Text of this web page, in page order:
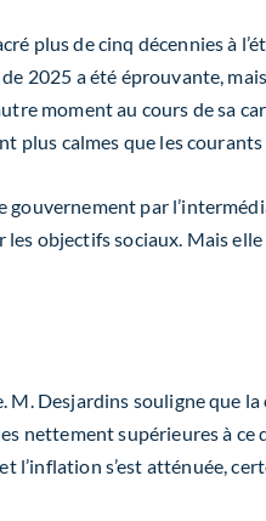
plus de cinq décennies à
2025 a été éprouvante,
moment au cours de sa
plus calmes que les
par
objectifs sociaux. Mais
Desjardins souligne que la
nettement supérieures à ce
l’inflation s’est atténuée,